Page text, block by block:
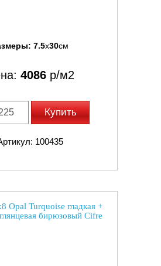
7.5x30см
4086 р/м2
Купить
100435
Opal Turquoise гладкая +
бирюзовый Cifre